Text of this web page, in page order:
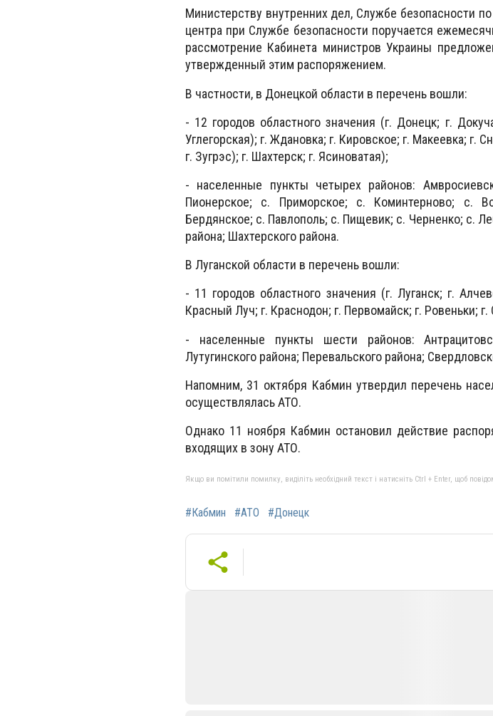
Министерству внутренних дел, Службе безопасности
центра при Службе безопасности поручается
рассмотрение Кабинета министров Украины
утвержденный этим распоряжением.
В частности, в Донецкой области в перечень вошли:
- 12 городов областного значения (г. Донецк; г.
Углегорская); г. Ждановка; г. Кировское; г. Макеевка; г.
г. Зугрэс); г. Шахтерск; г. Ясиноватая);
- населенные пункты четырех районов:
Пионерское; с. Приморское; с. Коминтерново; с.
Бердянское; с. Павлополь; с. Пищевик; с. Черненко; с.
района; Шахтерского района.
В Луганской области в перечень вошли:
- 11 городов областного значения (г. Луганск; г.
Красный Луч; г. Краснодон; г. Первомайск; г. Ровеньки;
- населенные пункты шести районов:
Лутугинского района; Перевальского района;
Напомним, 31 октября Кабмин утвердил перечень
осуществлялась АТО.
Однако 11 ноября Кабмин остановил действие
входящих в зону АТО.
Якщо ви помітили помилку, виділіть необхідний текст і натисніть Ctrl + Enter, щоб
#Кабмин #АТО #Донецк